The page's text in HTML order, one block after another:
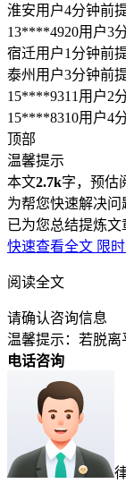
请确认咨询信息
温馨提示：若脱离
电话咨询
深度沟通20
解答不限次
律师一对一
服务类型：
联系电话：
手机号已加密，律
授权律师查看电
若律师未及时响
温馨提示
浏览更多，不如直
24h